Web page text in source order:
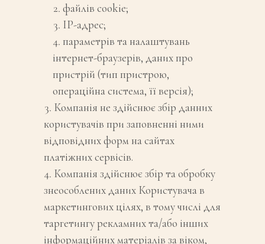
файлів cookie;
IP-адрес;
параметрів та налаштувань
інтернет-браузерів, даних про
пристрій (тип пристрою,
операційна система, її версія);
Компанія не здійснює збір данних
користувачів при заповненні ними
відповідних форм на сайтах
платіжних сервісів.
Компанія здійснює збір та обробку
знеособлених даних Користувача в
маркетингових цілях, в тому числі для
таргетингу рекламних та/або інших
інформаційних матеріалів за віком,